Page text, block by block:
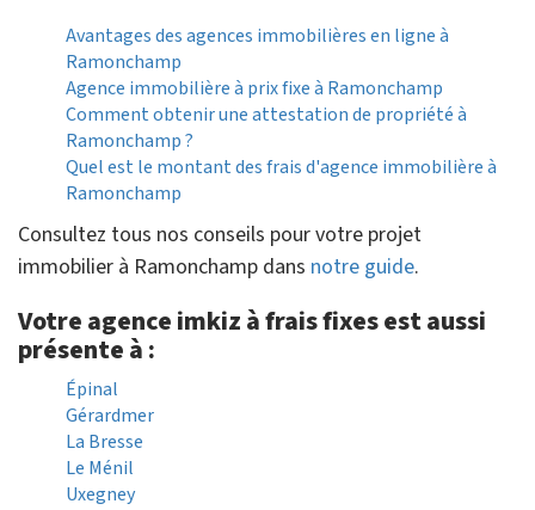
Avantages des agences immobilières en ligne à
Ramonchamp
Agence immobilière à prix fixe à Ramonchamp
Comment obtenir une attestation de propriété à
Ramonchamp ?
Quel est le montant des frais d'agence immobilière à
Ramonchamp
Consultez tous nos conseils pour votre projet
immobilier à Ramonchamp dans notre guide.
Votre agence imkiz à frais fixes est aussi
présente à :
Épinal
Gérardmer
La Bresse
Le Ménil
Uxegney